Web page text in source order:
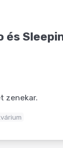
és
zenekar.